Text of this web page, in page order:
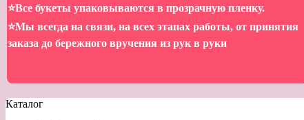
⭐️Все букеты упаковываются в прозрачную пленку.
⭐️Мы всегда на связи, на всех этапах работы, от принятия
заказа до бережного вручения из рук в руки
Каталог